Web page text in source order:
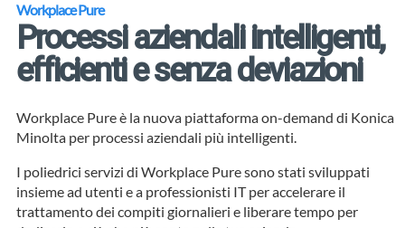
Workplace Pure
Processi aziendali intelligenti,
efficienti e senza deviazioni
Workplace Pure è la nuova piattaforma on-demand di Konica
Minolta per processi aziendali più intelligenti.
I poliedrici servizi di Workplace Pure sono stati sviluppati
insieme ad utenti e a professionisti IT per accelerare il
trattamento dei compiti giornalieri e liberare tempo per